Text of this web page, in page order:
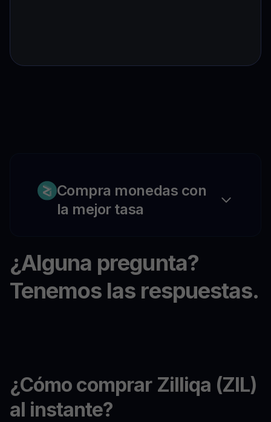
Compra monedas con
la mejor tasa
¿Alguna pregunta?
Tenemos las respuestas.
¿Cómo comprar Zilliqa (ZIL)
al instante?